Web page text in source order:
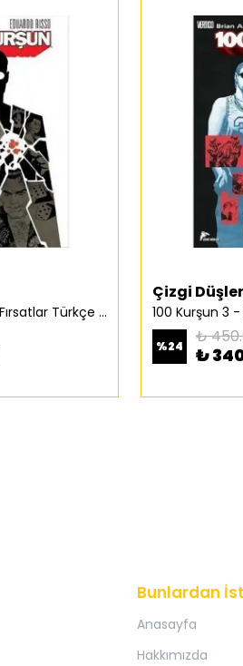
100 Kurşun 2 – Anlık Fırsatlar Türkçe Çizgi Roman
Çizgi Düşler
%24 ₺
₺
Bunlardan
Anasayfa
Hakkımızda